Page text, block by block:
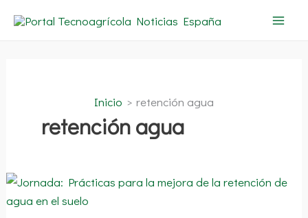
Inicio retención agua
retención agua
Jornada:
Prácticas
para
la